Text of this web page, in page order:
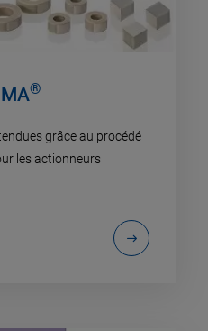
®
grâce au procédé
les actionneurs